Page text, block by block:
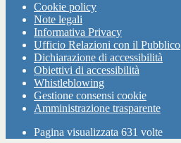
Cookie policy
Note legali
Informativa Privacy
Ufficio Relazioni con il Pubblico
Dichiarazione di accessibilità
Obiettivi di accessibilità
Whistleblowing
Gestione consensi cookie
Amministrazione trasparente
Pagina visualizzata 631 volte